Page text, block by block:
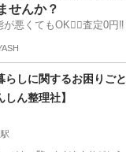
せんか？
が悪くてもOK🙆‍♀️査定0円‼️
らしに関するお困りご
しん整理社】